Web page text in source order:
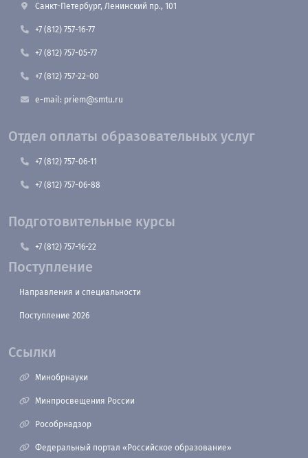
Санкт-Петербург, Ленинский пр., 101
+7 (812) 757-16-77
+7 (812) 757-05-77
+7 (812) 757-22-00
e-mail: priem@smtu.ru
Отдел оплаты образовательных услуг
+7 (812) 757-06-11
+7 (812) 757-06-88
Подготовительные курсы
+7 (812) 757-16-22
Поступление
Направления и специальности
Поступление 2026
Ссылки
Минобрнауки
Минпросвещения России
Рособрнадзор
Федеральный портал «Российское образование»